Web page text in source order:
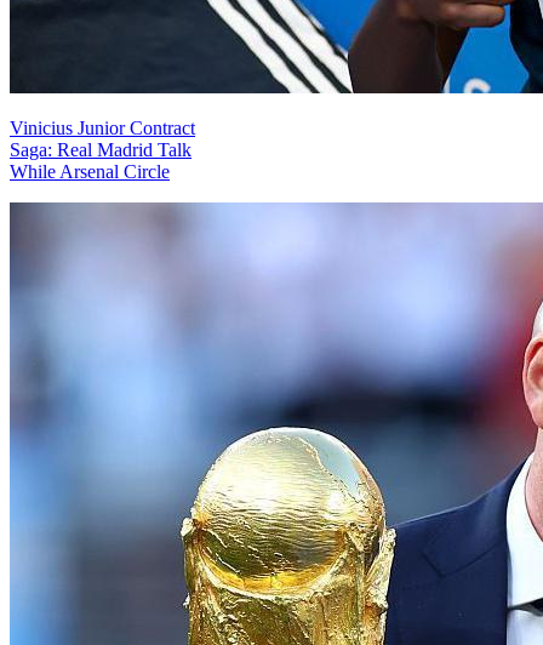
Vinicius Junior Contract
Saga: Real Madrid Talk
While Arsenal Circle